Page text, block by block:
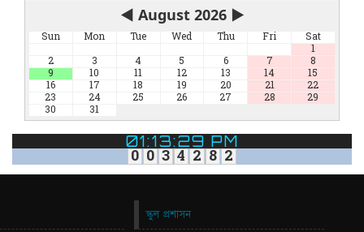
◀ August 2026 ▶
Sun Mon Tue Wed Thu Fri
Sat
1
2
3 4 5 6 7
8
9
10 11 12 13 14
15
16
17 18 19 20 21
22
23
24 25 26 27 28
29
30
31
01:13:30 PM
0 0 3 4 2 8 2
স্কুল প্রশাসন